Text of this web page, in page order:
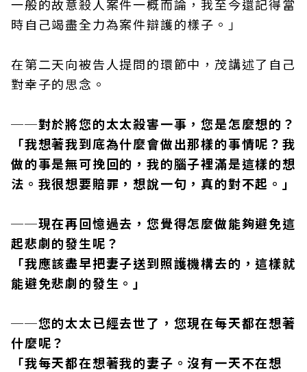
一般的故意殺人案件一概而論，我至今還記得當
時自己竭盡全力為案件辯護的樣子。」
在第二天向被告人提問的環節中，茂講述了自己
對幸子的思念。
──對於將您的太太殺害一事，您是怎麼想的？
「我想著我到底為什麼會做出那樣的事情呢？我
做的事是無可挽回的，我的腦子裡滿是這樣的想
法。我很想要賠罪，想說一句，真的對不起。」
──現在再回憶過去，您覺得怎麼做能夠避免這
起悲劇的發生呢？
「我應該盡早把妻子送到照護機構去的，這樣就
能避免悲劇的發生。」
──您的太太已經去世了，您現在每天都在想著
什麼呢？
「我每天都在想著我的妻子。沒有一天不在想